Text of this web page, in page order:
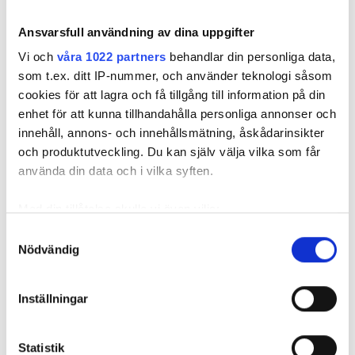
Ansvarsfull användning av dina uppgifter
Vi och våra 1022 partners behandlar din personliga data,
som t.ex. ditt IP-nummer, och använder teknologi såsom
cookies för att lagra och få tillgång till information på din
enhet för att kunna tillhandahålla personliga annonser och
innehåll, annons- och innehållsmätning, åskådarinsikter
och produktutveckling. Du kan själv välja vilka som får
använda din data och i vilka syften.
som kan ha en noggrannhet på upp till flera meter
Ta reda på mer om hur dina personliga uppgifter
Du kan ändra eller dra tillbaka ditt samtycke när som
Nödvändig
Inställningar
Statistik
REKOMMENDERADE ARTIKLAR
varnar: Koppla
inte
nybyggda